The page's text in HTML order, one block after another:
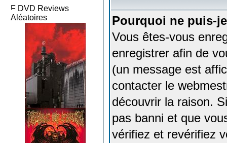
DVD Reviews
Aléatoires
Pourquoi ne puis-
Vous êtes-vous
enregistrer afin de
(un message est
contacter le
découvrir la raison.
pas banni et que
vérifiez et revérifiez